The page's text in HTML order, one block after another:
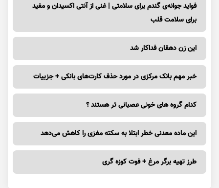
فواید جوانه‌ی گندم برای سلامتی | غنی از آنتی اکسیدان و مفید
برای سلامت قلب
این زن دهقان فداکار شد
خبر مهم بانک مرکزی در مورد حذف کارت‌های بانکی + جزییات
کدام گروه های خونی عصبانی تر هستند ؟
این ماده معدنی خطر ابتلا به سکته مغزی را کاهش می‌دهد
طرز تهیه برگر مرغ + فوت کوزه گری